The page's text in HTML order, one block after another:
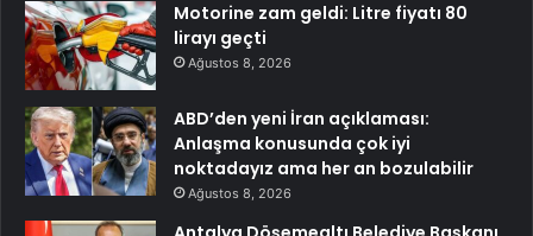
Motorine zam geldi: Litre fiyatı 80
lirayı geçti
Ağustos 8, 2026
ABD’den yeni İran açıklaması:
Anlaşma konusunda çok iyi
noktadayız ama her an bozulabilir
Ağustos 8, 2026